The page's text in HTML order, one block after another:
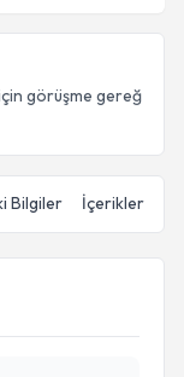
için görüşme gereğ
Bilgiler İçerikler